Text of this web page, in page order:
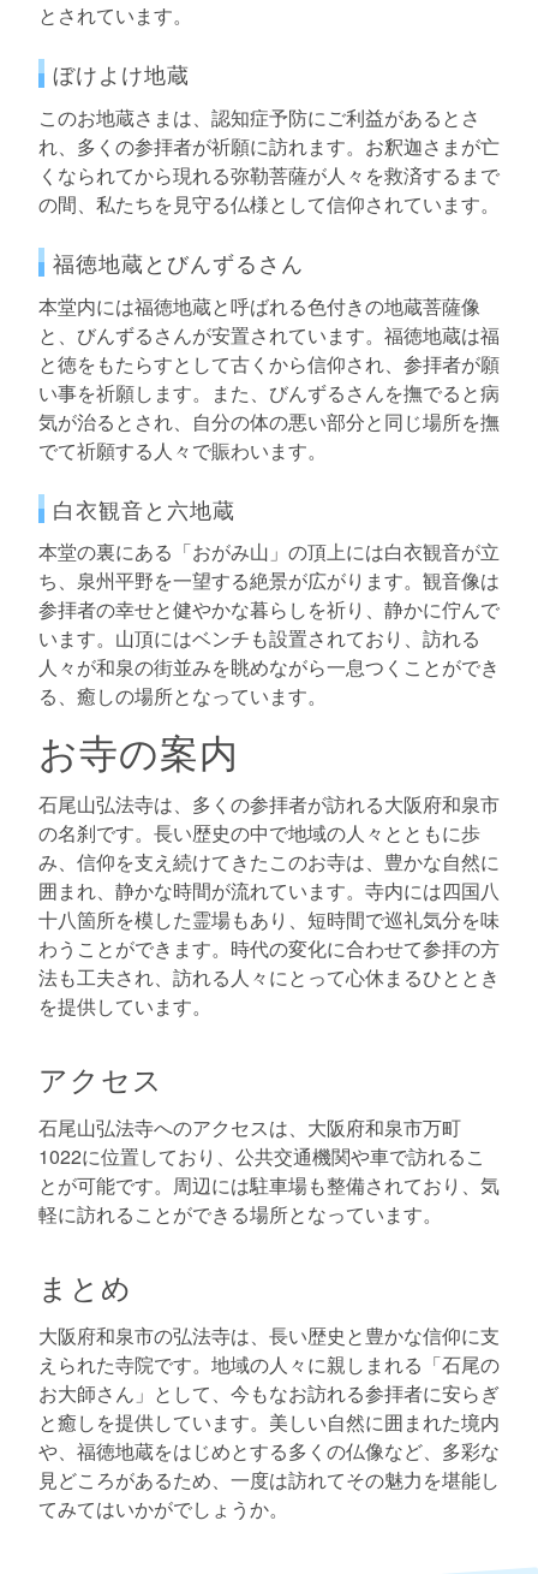
とされています。
ぼけよけ地蔵
このお地蔵さまは、認知症予防にご利益があるとさ
れ、多くの参拝者が祈願に訪れます。お釈迦さまが亡
くなられてから現れる弥勒菩薩が人々を救済するまで
の間、私たちを見守る仏様として信仰されています。
福徳地蔵とびんずるさん
本堂内には福徳地蔵と呼ばれる色付きの地蔵菩薩像
と、びんずるさんが安置されています。福徳地蔵は福
と徳をもたらすとして古くから信仰され、参拝者が願
い事を祈願します。また、びんずるさんを撫でると病
気が治るとされ、自分の体の悪い部分と同じ場所を撫
でて祈願する人々で賑わいます。
白衣観音と六地蔵
本堂の裏にある「おがみ山」の頂上には白衣観音が立
ち、泉州平野を一望する絶景が広がります。観音像は
参拝者の幸せと健やかな暮らしを祈り、静かに佇んで
います。山頂にはベンチも設置されており、訪れる
人々が和泉の街並みを眺めながら一息つくことができ
る、癒しの場所となっています。
お寺の案内
石尾山弘法寺は、多くの参拝者が訪れる大阪府和泉市
の名刹です。長い歴史の中で地域の人々とともに歩
み、信仰を支え続けてきたこのお寺は、豊かな自然に
囲まれ、静かな時間が流れています。寺内には四国八
十八箇所を模した霊場もあり、短時間で巡礼気分を味
わうことができます。時代の変化に合わせて参拝の方
法も工夫され、訪れる人々にとって心休まるひととき
を提供しています。
アクセス
石尾山弘法寺へのアクセスは、大阪府和泉市万町
1022に位置しており、公共交通機関や車で訪れるこ
とが可能です。周辺には駐車場も整備されており、気
軽に訪れることができる場所となっています。
まとめ
大阪府和泉市の弘法寺は、長い歴史と豊かな信仰に支
えられた寺院です。地域の人々に親しまれる「石尾の
お大師さん」として、今もなお訪れる参拝者に安らぎ
と癒しを提供しています。美しい自然に囲まれた境内
や、福徳地蔵をはじめとする多くの仏像など、多彩な
見どころがあるため、一度は訪れてその魅力を堪能し
てみてはいかがでしょうか。